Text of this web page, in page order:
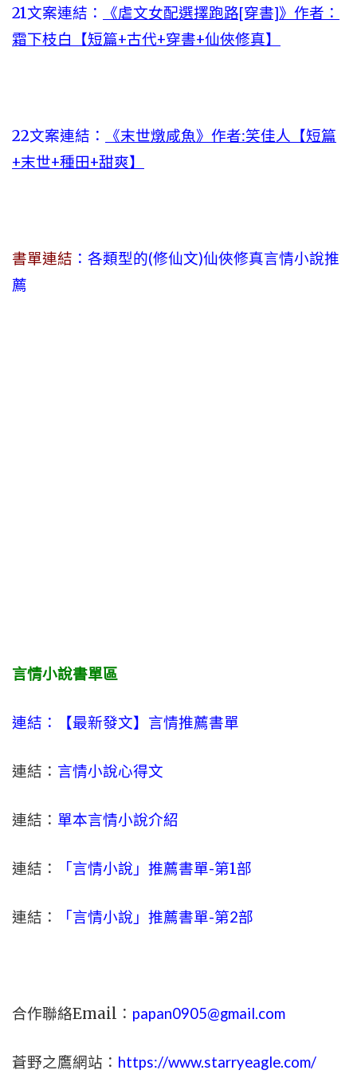
21文案連結：
《虐文女配選擇跑路[穿書]》作者：
霜下枝白【短篇+古代+穿書+仙俠修真】
22文案連結：
《末世燉咸魚》作者:笑佳人【短篇
+末世+種田+甜爽】
書單連結 ：各類型的(修仙文)仙俠修真言情小說推
薦
言情小說書單區
連結：【最新發文】 言情推薦書單
連結： 言情小說心得文
連結： 單本言情小說介紹
連結： 「言情小說」推薦書單-第1部
連結： 「言情小說」推薦書單-第2部
合作聯絡Email： papan0905@gmail.com
蒼野之鷹網站： https://www.starryeagle.com/